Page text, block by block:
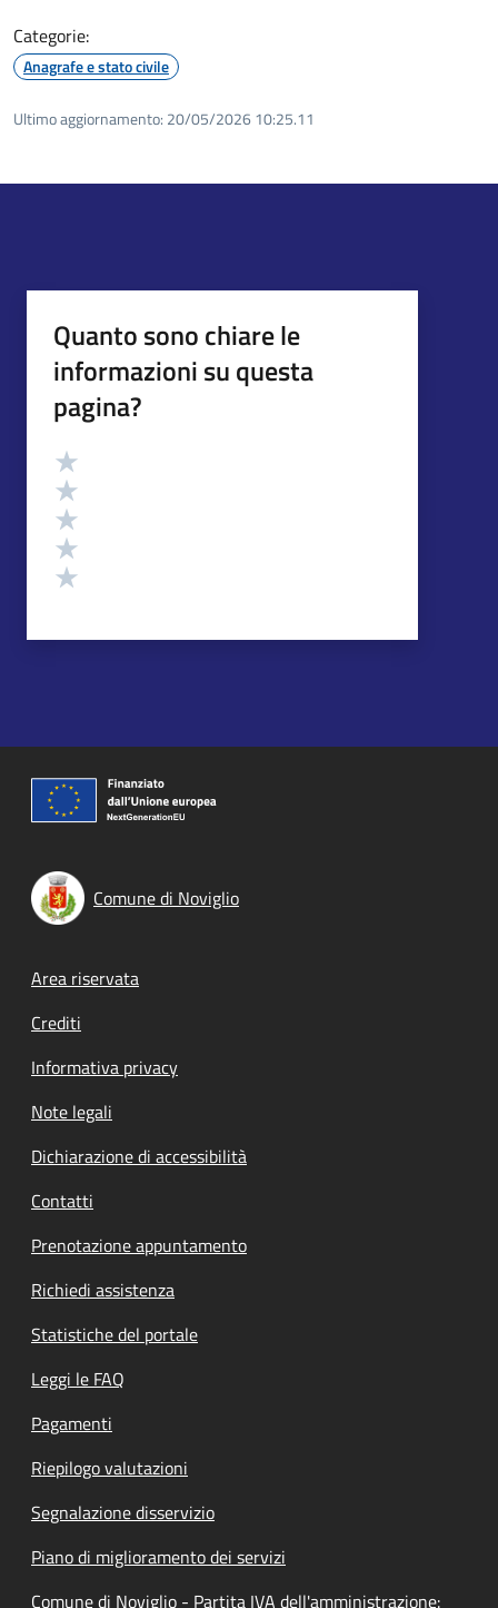
Categorie:
Anagrafe e stato civile
Ultimo aggiornamento: 20/05/2026 10:25.11
Quanto sono chiare le
informazioni su questa
pagina?
Valutazione
Comune di Noviglio
Footer menu
Area riservata
Crediti
Informativa privacy
Note legali
Dichiarazione di accessibilità
Contatti
Prenotazione appuntamento
Richiedi assistenza
Statistiche del portale
Leggi le FAQ
Pagamenti
Riepilogo valutazioni
Segnalazione disservizio
Piano di miglioramento dei servizi
Comune di Noviglio - Partita IVA dell'amministrazione: